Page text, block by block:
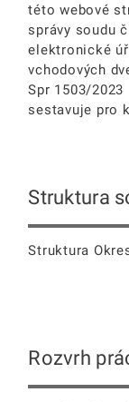
této webové
správy soudu
elektronické
vchodových
Spr 1503/
sestavuje pro
Struktura
Struktura
Rozvrh